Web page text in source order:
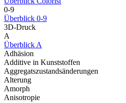
0-9
Überblick 0-9
3D-Druck
A
Überblick A
Adhäsion
Additive in Kunststoffen
Aggregatszustandsänderungen
Alterung
Amorph
Anisotropie